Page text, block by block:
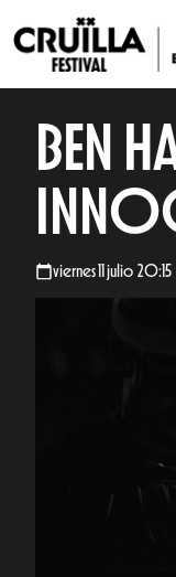
BEN
viernes 11 julio 20:15